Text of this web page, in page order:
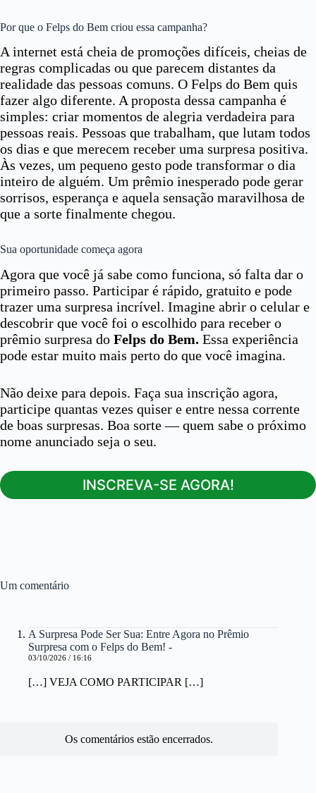
Por que o Felps do Bem criou essa campanha?
A internet está cheia de promoções difíceis, cheias de
regras complicadas ou que parecem distantes da
realidade das pessoas comuns. O Felps do Bem quis
fazer algo diferente. A proposta dessa campanha é
simples: criar momentos de alegria verdadeira para
pessoas reais. Pessoas que trabalham, que lutam todos
os dias e que merecem receber uma surpresa positiva.
Às vezes, um pequeno gesto pode transformar o dia
inteiro de alguém. Um prêmio inesperado pode gerar
sorrisos, esperança e aquela sensação maravilhosa de
que a sorte finalmente chegou.
Sua oportunidade começa agora
Agora que você já sabe como funciona, só falta dar o
primeiro passo. Participar é rápido, gratuito e pode
trazer uma surpresa incrível. Imagine abrir o celular e
descobrir que você foi o escolhido para receber o
prêmio surpresa do Felps do Bem. Essa experiência
pode estar muito mais perto do que você imagina.
Não deixe para depois. Faça sua inscrição agora,
participe quantas vezes quiser e entre nessa corrente
de boas surpresas. Boa sorte — quem sabe o próximo
nome anunciado seja o seu.
INSCREVA-SE AGORA!
Um comentário
A Surpresa Pode Ser Sua: Entre Agora no Prêmio
Surpresa com o Felps do Bem! -
03/10/2026 / 16:16
[…] VEJA COMO PARTICIPAR […]
Os comentários estão encerrados.